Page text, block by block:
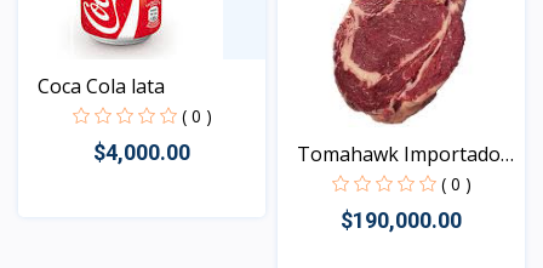
Coca Cola lata
( 0 )
$4,000.00
Tomahawk Importado
Angu...
( 0 )
$190,000.00